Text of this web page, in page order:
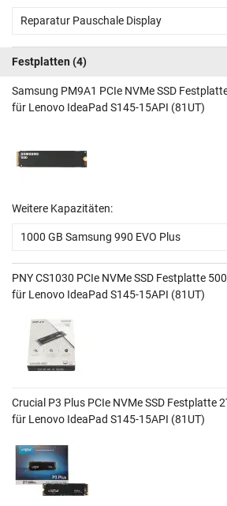
Reparatur Pauschale Display
Festplatten (4)
Samsung PM9A1 PCIe NVMe SSD
für Lenovo IdeaPad S145-15API (81UT)
Weitere Kapazitäten:
1000 GB Samsung 990 EVO Plus
PNY CS1030 PCIe NVMe SSD Festplatte
für Lenovo IdeaPad S145-15API (81UT)
Crucial P3 Plus PCIe NVMe SSD Festplatte
für Lenovo IdeaPad S145-15API (81UT)